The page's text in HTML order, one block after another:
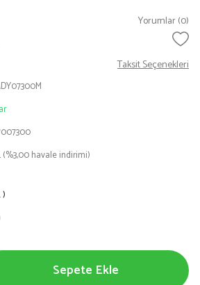
Yorumlar (0)
Taksit Seçenekleri
(%3,00 havale indirimi)
)
Sepete Ekle